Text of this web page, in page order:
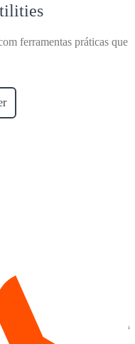
ferramentas práticas que